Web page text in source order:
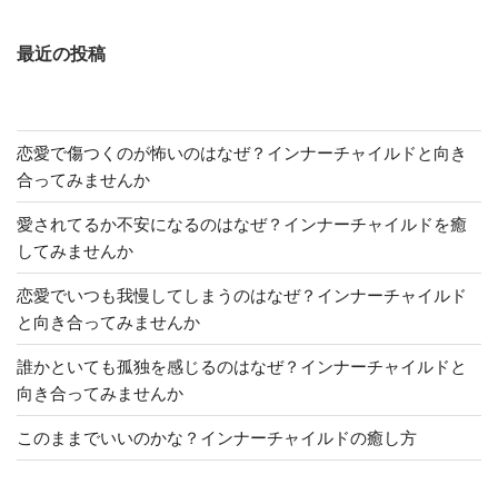
最近の投稿
恋愛で傷つくのが怖いのはなぜ？インナーチャイルドと向き
合ってみませんか
愛されてるか不安になるのはなぜ？インナーチャイルドを癒
してみませんか
恋愛でいつも我慢してしまうのはなぜ？インナーチャイルド
と向き合ってみませんか
誰かといても孤独を感じるのはなぜ？インナーチャイルドと
向き合ってみませんか
このままでいいのかな？インナーチャイルドの癒し方